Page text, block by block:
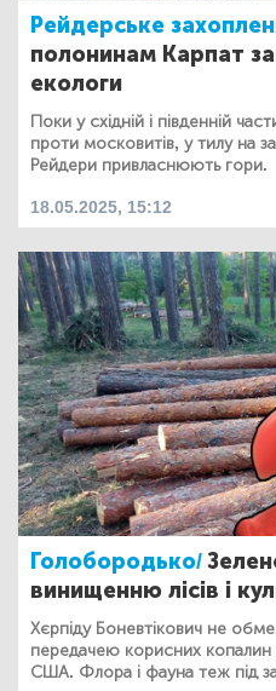
Рейдерське
полонинам Карпат
екологи
Поки у східній і південній
проти московитів, у тилу на
Рейдери привласнюють гори.
18.05.2025, 15:12
Голобородько/
винищенню лісів і
Хєрпіду Боневтікович не
передачею корисних копалин
США. Флора і фауна теж під